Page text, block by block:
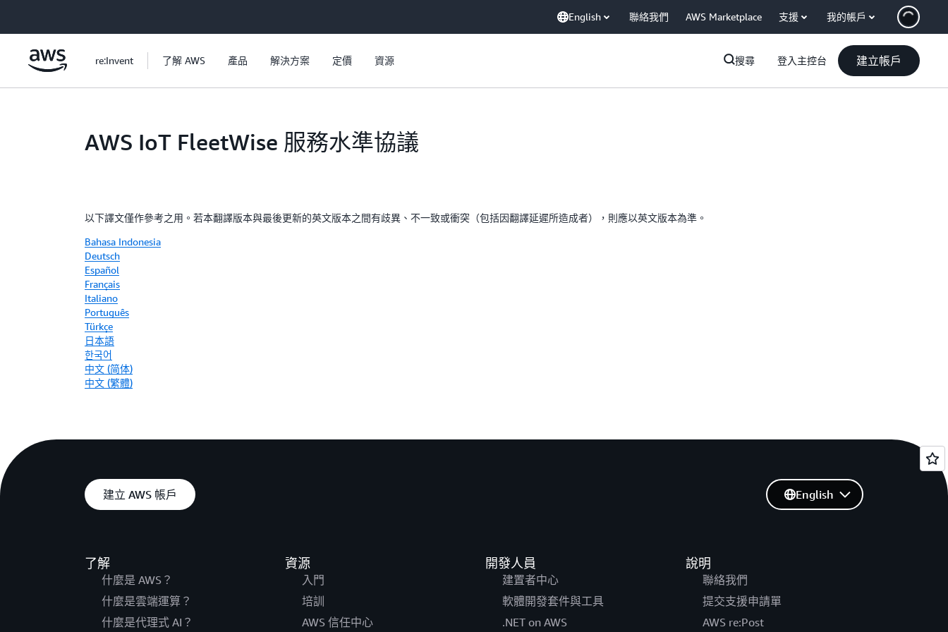
English 聯絡我們 AWS Marketplace 支援 我的帳戶
re:Invent 了解 AWS 產品 解決方案 定價 資源 搜尋 登入主控台 建立帳戶
AWS IoT FleetWise 服務水準協議
以下譯文僅作參考之用。若本翻譯版本與最後更新的英文版本之間有歧異、不一致或衝突（包括因翻譯延遲所造成者），則應以英文版本為準。
Bahasa Indonesia
Deutsch
Español
Français
Italiano
Português
Türkçe
日本語
한국어
中文 (简体)
中文 (繁體)
建立 AWS 帳戶
了解
什麼是 AWS？
什麼是雲端運算？
什麼是代理式 AI？
資源
入門
培訓
AWS 信任中心
開發人員
建置者中心
軟體開發套件與工具
.NET on AWS
說明
聯絡我們
提交支援申請單
AWS re:Post
English